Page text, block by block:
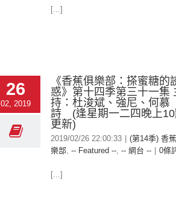
[...]
26
02, 2019
《香蕉俱樂部：搽蜜糖的
惑》第十四季第三十一集
持：杜浚斌、強尼、何慕
詩 (逢星期一二四晚上
更新)
2019/02/26 22:00:33
(第14季) 香
樂部, -- Featured --, -- 網台 -- 0條
[...]